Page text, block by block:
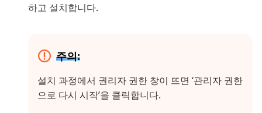
하고 설치합니다.
주의:
설치 과정에서 권리자 권한 창이 뜨면 ‘관리자 권한
으로 다시 시작’을 클릭합니다.